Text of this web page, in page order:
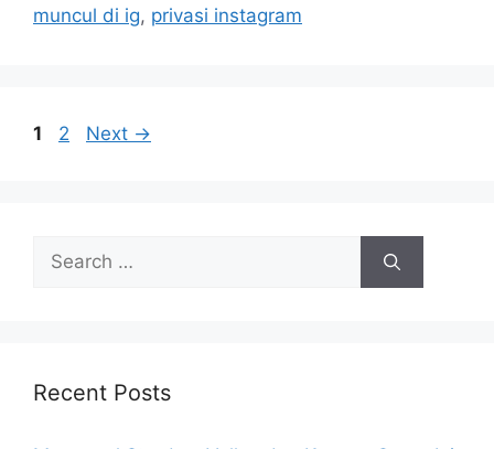
muncul di ig, privasi instagram
P
1
P
2 Next →
h
Recent Posts